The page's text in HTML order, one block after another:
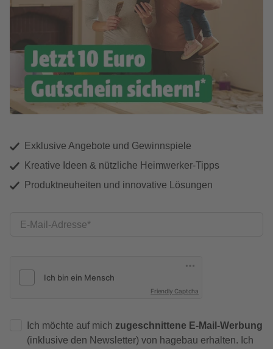
Exklusive Angebote und Gewinnspiele
Kreative Ideen & nützliche Heimwerker-Tipps
Produktneuheiten und innovative Lösungen
E-Mail-Adresse
Friendly Captcha
Ich möchte auf mich zugeschnittene E-Mail-Werbung
(inklusive den Newsletter) von hagebau erhalten. Ich